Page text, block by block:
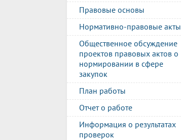
Правовые основы
Нормативно-правовые акты
Общественное обсуждение
проектов правовых актов о
нормировании в сфере
закупок
План работы
Отчет о работе
Информация о результатах
проверок